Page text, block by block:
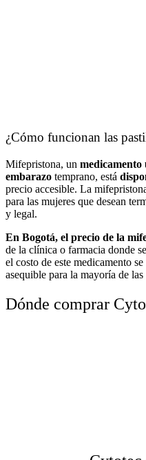
¿Cómo funcionan las
Mifepristona, un
embarazo temprano, está
precio accesible. La
para las mujeres que desean
y legal.
En Bogotá, el precio de la
de la clínica o farmacia donde
el costo de este medicamento
asequible para la mayoría de las
Dónde comprar